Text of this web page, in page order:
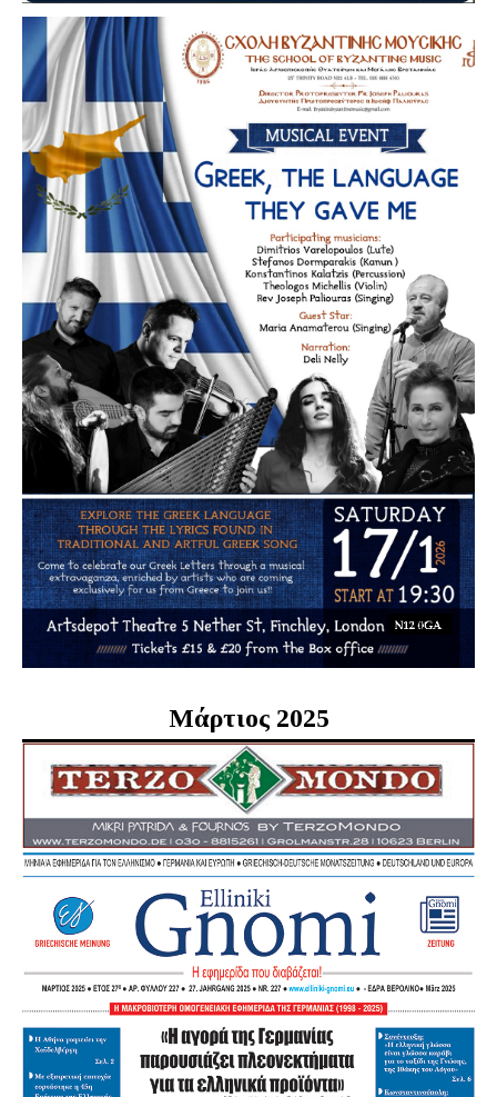
Μάρτιος 2025